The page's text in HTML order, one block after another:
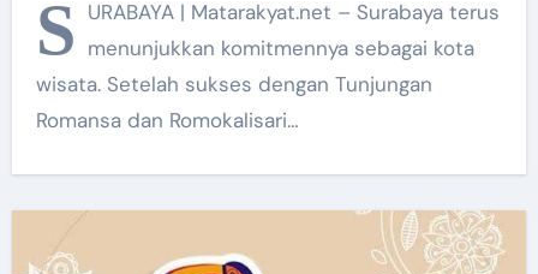
S URABAYA | Matarakyat.net – Surabaya terus
menunjukkan komitmennya sebagai kota
wisata. Setelah sukses dengan Tunjungan
Romansa dan Romokalisari…